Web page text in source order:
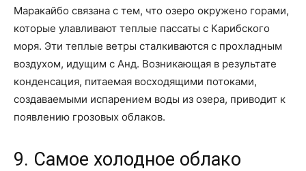
Маракайбо связана с тем, что озеро окружено горами,
которые улавливают теплые пассаты с Карибского
моря. Эти теплые ветры сталкиваются с прохладным
воздухом, идущим с Анд. Возникающая в результате
конденсация, питаемая восходящими потоками,
создаваемыми испарением воды из озера, приводит к
появлению грозовых облаков.
9. Самое холодное облако